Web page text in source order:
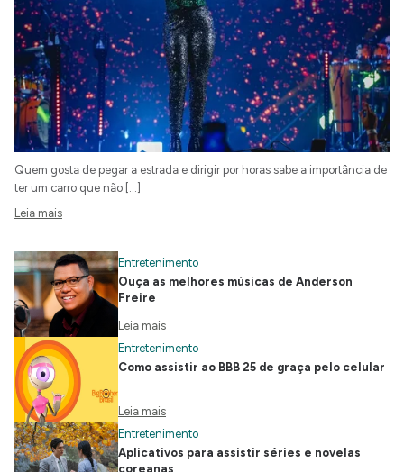
Quem gosta de pegar a estrada e dirigir por horas sabe a importância de
ter um carro que não […]
Leia mais
Entretenimento
Ouça as melhores músicas de Anderson
Freire
Leia mais
Entretenimento
Como assistir ao BBB 25 de graça pelo celular
Leia mais
Entretenimento
Aplicativos para assistir séries e novelas
coreanas